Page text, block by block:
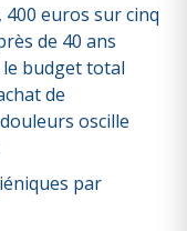
400 euros sur cinq
de 40 ans
le budget total
de
oscille
par